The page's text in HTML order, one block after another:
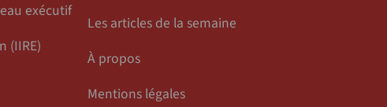
exécutif
(IIRE)
Les articles de la semaine
À propos
Mentions légales